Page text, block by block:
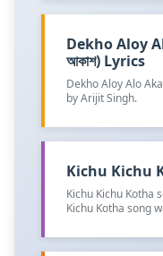
Dekho Aloy
আকাশ) Lyrics
Dekho Aloy Alo
by Arijit Singh.
Kichu Kichu
Kichu Kichu Kotha
Kichu Kotha song